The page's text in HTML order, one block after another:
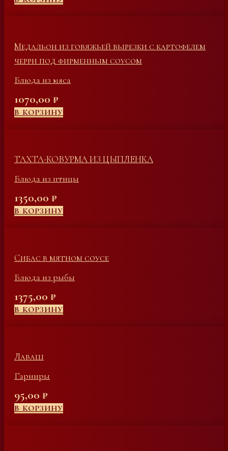
Медальон из говяжьей вырезки с картофелем
черри под фирменным соусом
Блюда из мяса
1070,00 ₽
В КОРЗИНУ
ТАХТА-КОВУРМА ИЗ ЦЫПЛЕНКА
Блюда из птицы
1350,00 ₽
В КОРЗИНУ
Сибас в мятном соусе
Блюда из рыбы
1375,00 ₽
В КОРЗИНУ
Лаваш
Гарниры
95,00 ₽
В КОРЗИНУ